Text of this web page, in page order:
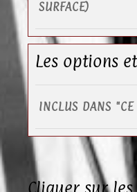
SURFACE)
Les options
INCLUS DANS "CE
Cliquer sur